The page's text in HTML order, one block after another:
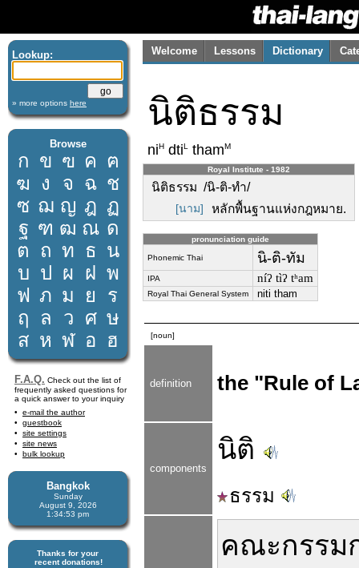
Lookup:
» more options here
Browse
ก ข ฃ ค ฅ
ฆ ง จ ฉ ช
ซ ฌ ญ ฎ ฏ
ฐ ฑ ฒ ณ ด
ต ถ ท ธ น
บ ป ผ ฝ พ
ฟ ภ ม ย
ร
ฤ
ล ว ศ ษ
ส ห ฬ อ ฮ
F.A.Q. Check out the list of
frequently asked questions for
a quick answer to your inquiry
e-mail the author
guestbook
site settings
site news
bulk lookup
Bangkok
Sunday
August 9, 2026
1:34:53 pm
Thanks for your
recent donations!
Welcome Lessons Dictionary
นิติธรรม
niH dtiL thamM
Royal Institute - 1982
นิติธรรม /นิ-ติ-ทำ/
[นาม] หลักพื้นฐานแห่งกฎหมาย.
pronunciation guide
Phonemic Thai นิ-ติ-ทัม
IPA níʔ tìʔ tʰam
Royal Thai General System niti tham
[noun]
definition the "Rule of
components
นิติ
ธรรม
คณะกรรม